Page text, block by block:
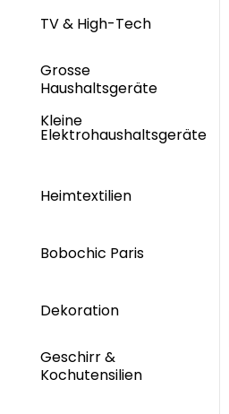
TV & High-Tech
Grosse
Haushaltsgeräte
Kleine
Elektrohaushaltsgeräte
Heimtextilien
Bobochic Paris
Dekoration
Geschirr &
Kochutensilien